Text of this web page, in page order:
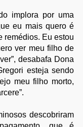
implora por uma
eu mais quero é
remédios. Eu estou
ver meu filho de
desabafa Dona
esteja sendo
meu filho morto,
descobriram